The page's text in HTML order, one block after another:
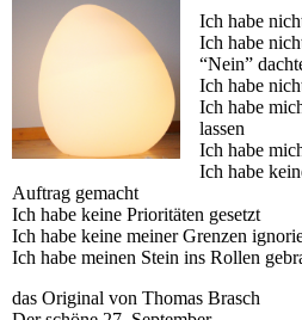
Ich habe
Ich habe
“Nein”
Ich habe
Ich habe
lassen
Ich habe
Ich habe
Auftrag gemacht
Ich habe keine Prioritäten gesetzt
Ich habe keine meiner Grenzen
Ich habe meinen Stein ins Rollen
das Original von Thomas Brasch